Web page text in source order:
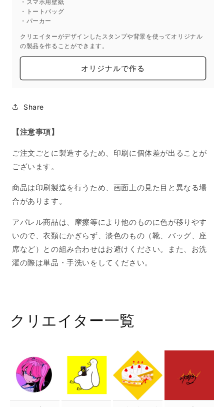
・スマホ用壁紙
・トートバッグ
・パーカー
クリエイターがデザインしたスタンプや背景を使ってオリジナル
の製品を作ることができます。
オリジナルで作る
Share
【注意事項】
ご注文ごとに製造するため、印刷に個体差が出ることが
ございます。
商品は印刷製造を行うため、画面上の見た目と異なる場
合があります。
アパレル商品は、摩擦等により他のものに色が移りやす
いので、衣類にかぎらず、淡色のもの（靴、バッグ、座
席など）との組み合わせはお避けください。また、お洗
濯の際は単品・手洗いをしてください。
クリエイター一覧